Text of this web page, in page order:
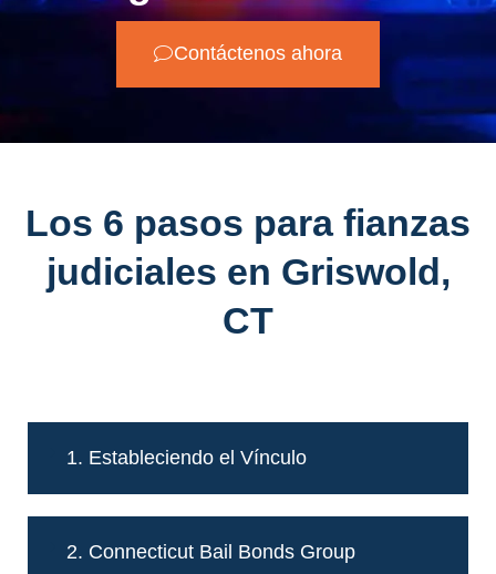
Contáctenos ahora
Los 6 pasos para fianzas
judiciales en Griswold,
CT
1. Estableciendo el Vínculo
2. Connecticut Bail Bonds Group